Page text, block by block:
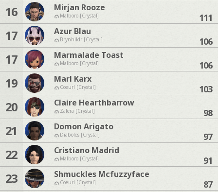
16 Mirjan Rooze
Malboro [Crystal] 111
17 Azur Blau
Brynhildr [Crystal] 106
17 Marmalade Toast
Malboro [Crystal] 106
19 Marl Karx
Coeurl [Crystal] 103
20 Claire Hearthbarrow
Zalera [Crystal] 98
21 Domon Arigato
Diabolos [Crystal] 97
22 Cristiano Madrid
Malboro [Crystal] 91
23 Shmuckles Mcfuzzyface
Coeurl [Crystal] 87